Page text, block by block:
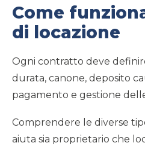
Come
di locazione
Ogni contratto deve
durata, canone, deposito
pagamento e gestione
Comprendere le diverse
aiuta sia proprietario che